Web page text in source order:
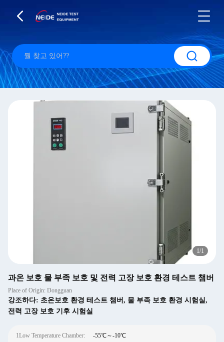
1/1
과온 보호 물 부족 보호 및 전력 고장 보호 환경 테스트 챔버
Place of Origin: Dongguan
강조하다: 초온보호 환경 테스트 챔버 , 물 부족 보호 환경 시험실,
전력 고장 보호 기후 시험실
1Low Temperature Chamber: -55℃～-10℃